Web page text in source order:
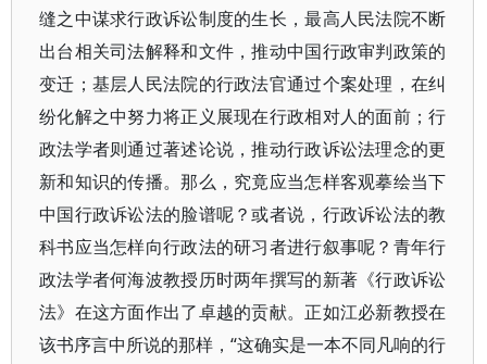
缝之中谋求行政诉讼制度的生长，最高人民法院不断
出台相关司法解释和文件，推动中国行政审判政策的
变迁；基层人民法院的行政法官通过个案处理，在纠
纷化解之中努力将正义展现在行政相对人的面前；行
政法学者则通过著述论说，推动行政诉讼法理念的更
新和知识的传播。那么，究竟应当怎样客观摹绘当下
中国行政诉讼法的脸谱呢？或者说，行政诉讼法的教
科书应当怎样向行政法的研习者进行叙事呢？青年行
政法学者何海波教授历时两年撰写的新著《行政诉讼
法》在这方面作出了卓越的贡献。正如江必新教授在
该书序言中所说的那样，“这确实是一本不同凡响的行